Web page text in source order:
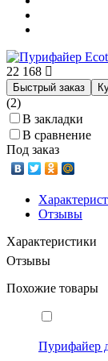
22 168
Быстрый заказ
(2)
В закладки
В сравнение
Под заказ
Отзывы
Характеристики
Отзывы
Похожие товары
Пурифайер